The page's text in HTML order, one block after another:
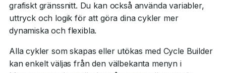
grafiskt gränssnitt. Du kan också använda variabler,
uttryck och logik för att göra dina cykler mer
dynamiska och flexibla.
Alla cykler som skapas eller utökas med Cycle Builder
kan enkelt väljas från den välbekanta menyn i